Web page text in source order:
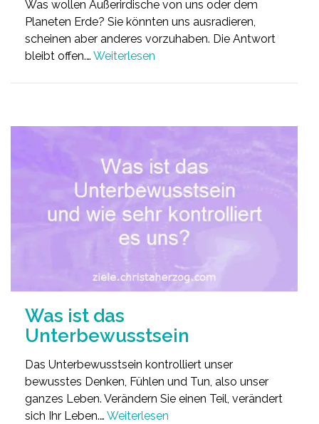
Was wollen Außerirdische von uns oder dem
Planeten Erde? Sie könnten uns ausradieren,
scheinen aber anderes vorzuhaben. Die Antwort
bleibt offen.… Weiterlesen
Was ist das
Unterbewusstsein
Das Unterbewusstsein kontrolliert unser
bewusstes Denken, Fühlen und Tun, also unser
ganzes Leben. Verändern Sie einen Teil, verändert
sich Ihr Leben.… Weiterlesen